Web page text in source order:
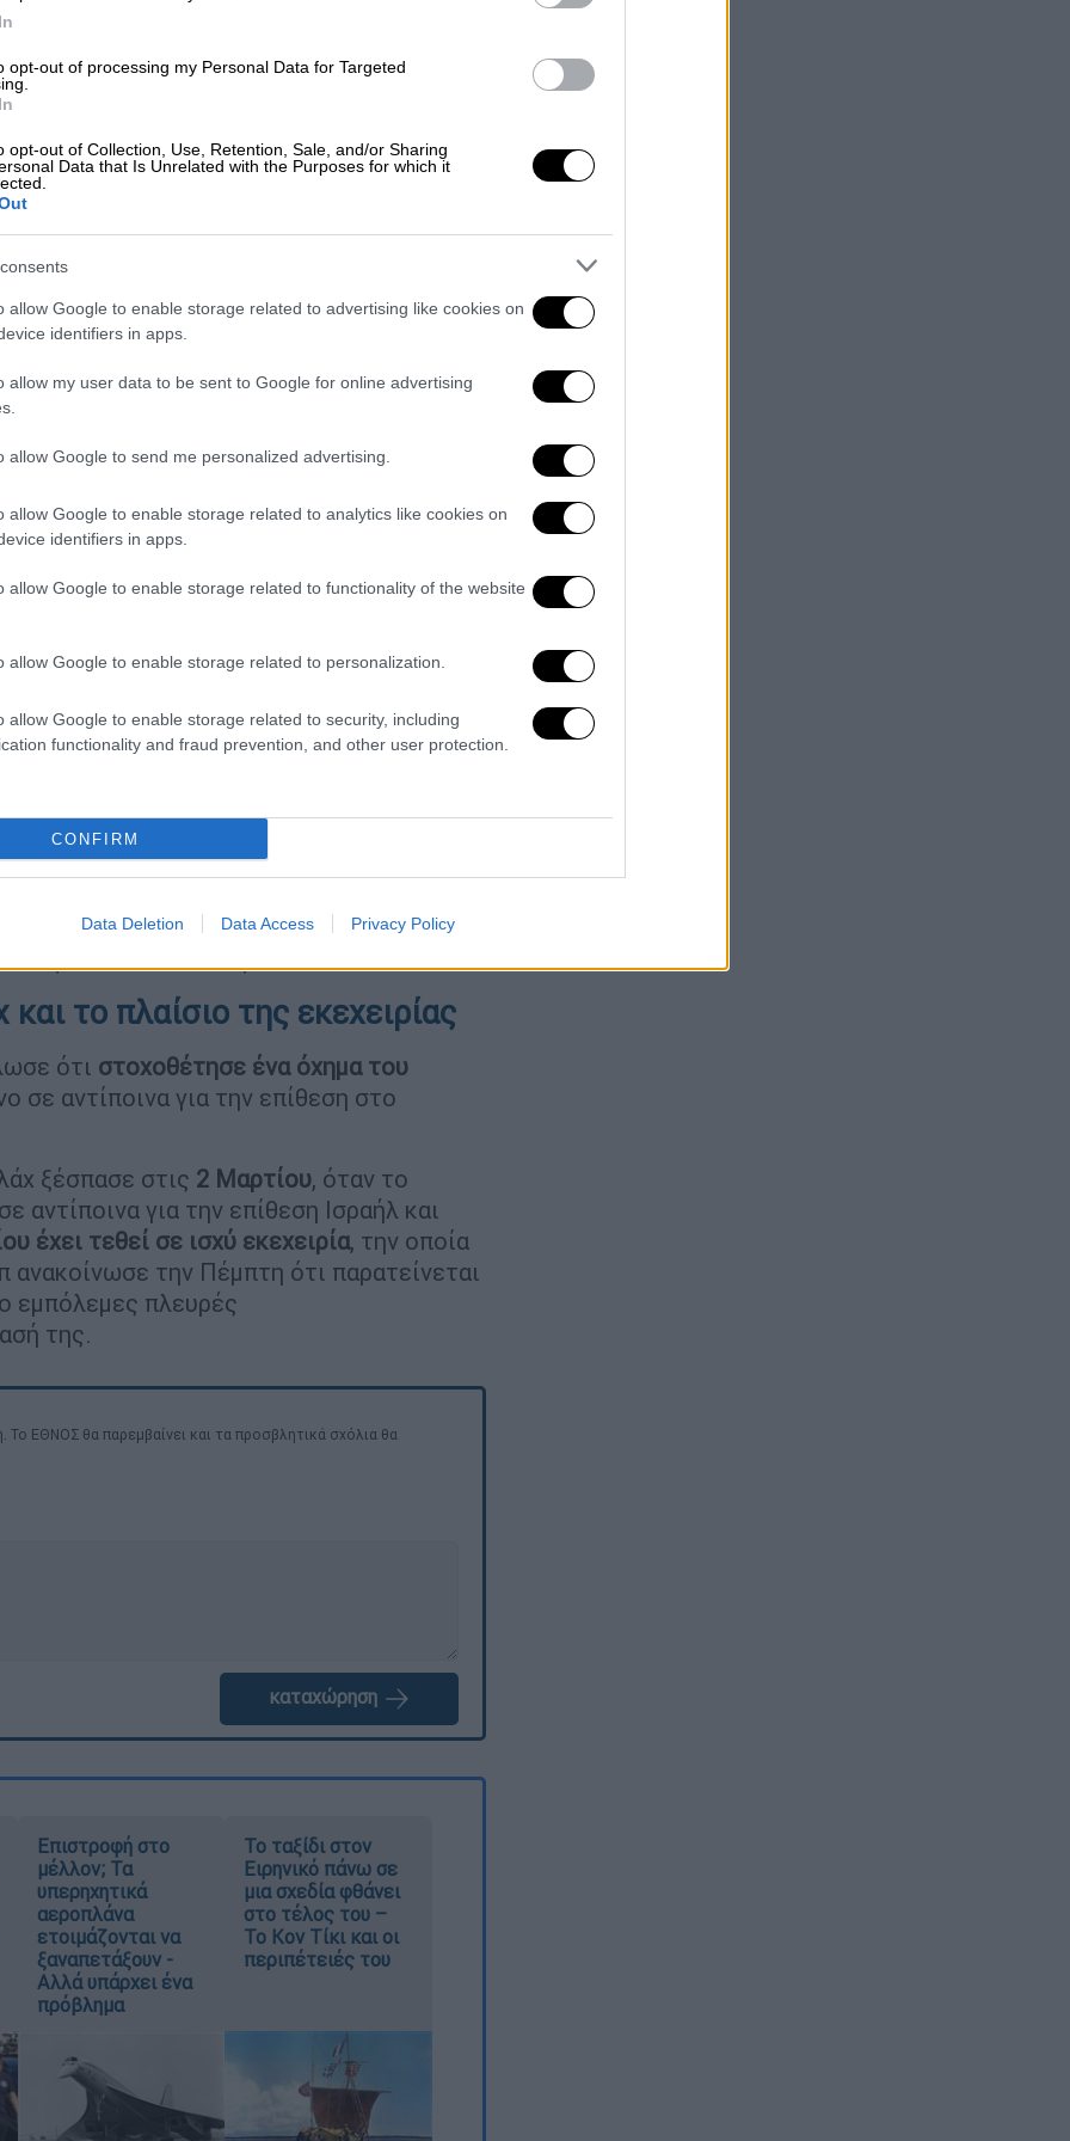
opt-out of processing my Personal Data for Targeted
opt-out of Collection, Use, Retention, Sale, and/or Sharing
Data that Is Unrelated with the Purposes for which it
allow Google to enable storage related to advertising like cookies on
identifiers in apps.
allow my user data to be sent to Google for online advertising
allow Google to send me personalized advertising.
allow Google to enable storage related to analytics like cookies on
identifiers in apps.
allow Google to enable storage related to functionality of the website
allow Google to enable storage related to personalization.
allow Google to enable storage related to security, including
functionality and fraud prevention, and other user protection.
CONFIRM
Data Deletion Data Access Privacy Policy
ότι «
ανθρώπων. Συγκεκριμένα, δύο πλήγματα με
στην τοποθεσία Γιοχμόρ αλ-Σακίφ
ενώ επιδρομή στην πόλη Σαφάντ
και τον
neighborhoods across multiple
pic.twitter.com/iN2lPJHYlw
2026
στρατού
νότιο Λίβανο», εκ των οποίων τρεις
ένας κινείτο με μοτοσικλέτα και δύο
κατηγόρησε τη Χεζμπολάχ ότι
με εκρηκτικά προς την πλευρά
εξερράγησαν χωρίς να υπάρξουν
δύο βλημάτων από τον Λίβανο, με τον
των συμφωνιών κατάπαυσης
επίσης μια κρυψώνα αντιαρματικών
Καλάσνικοφ.
το πλαίσιο της εκεχειρίας
ότι στοχοθέτησε ένα όχημα του
σε αντίποινα για την επίθεση στο
ξέσπασε στις 2 Μαρτίου, όταν το
αντίποινα για την επίθεση Ισραήλ και
έχει τεθεί σε ισχύ εκεχειρία, την οποία
την Πέμπτη ότι παρατείνεται
εμπόλεμες πλευρές
της.
ΕΘΝΟΣ θα παρεμβαίνει και τα προσβλητικά σχόλια θα
καταχώρηση
Επιστροφή στο
μέλλον; Τα
υπερηχητικά
αεροπλάνα
ετοιμάζονται να
ξαναπετάξουν -
Αλλά υπάρχει ένα
πρόβλημα
Το ταξίδι στον
Ειρηνικό πάνω σε
μια σχεδία φθάνει
στο τέλος του –
Το Κον Τίκι και οι
περιπέτειές του